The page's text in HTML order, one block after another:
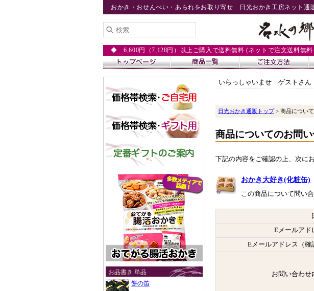
おかき・おせんべい・あられをお取り寄せ 日光おかき工房ネット通
◆ 6,600円（7,128円）以上ご購入で送料無料 (ネットで注文送料無料
お品書き 単品
餅の笛
いらっしゃいませ ゲストさん
日光おかき通販トップ> 商品につい
商品についてのお問
下記の内容をご確認の上、次に
おかき大好き(化粧缶)
この商品について問い
Eメールアド
Eメールアドレス（確
お問い合わせ